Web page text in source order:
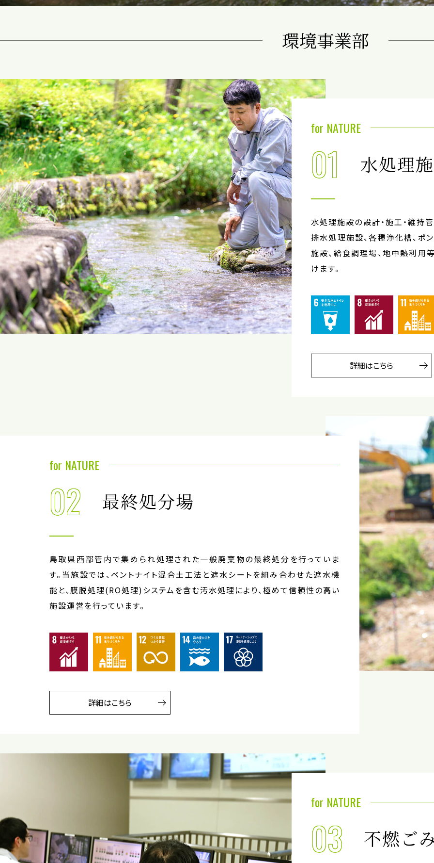
環境事業部
for NATURE
01 水処理
水処理施設の設計・施工・維持
排水処理施設、各種浄化槽、ポ
施設、給食調理場、地中熱利用
けます。
詳細はこちら
for NATURE
02 最終処分場
鳥取県西部管内で集められ処理された一般廃棄物の最終処分を行っていま
す。当施設では、ベントナイト混合土工法と遮水シートを組み合わせた遮水機
能と、膜脱処理(RO処理)システムを含む汚水処理により、極めて信頼性の高い
施設運営を行っています。
詳細はこちら
for NATURE
03 不燃ご